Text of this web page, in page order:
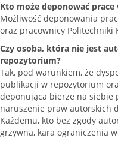
Kto może deponować prace
Możliwość deponowania
oraz pracownicy Politechniki
Czy osoba, która nie jest
repozytorium?
Tak, pod warunkiem, że
publikacji w repozytorium
deponująca bierze na siebie
naruszenie praw autorskich
Każdemu, kto bez zgody
grzywna, kara ograniczenia